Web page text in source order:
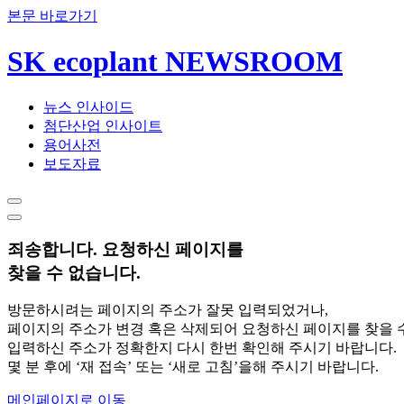
본문 바로가기
SK ecoplant NEWSROOM
뉴스 인사이드
첨단산업 인사이트
용어사전
보도자료
죄송합니다. 요청하신 페이지를
찾을 수 없습니다.
방문하시려는 페이지의 주소가 잘못 입력되었거나,
페이지의 주소가 변경 혹은 삭제되어 요청하신 페이지를 찾을
입력하신 주소가 정확한지 다시 한번 확인해 주시기 바랍니다.
몇 분 후에 ‘재 접속’ 또는 ‘새로 고침’을해 주시기 바랍니다.
메인페이지로 이동